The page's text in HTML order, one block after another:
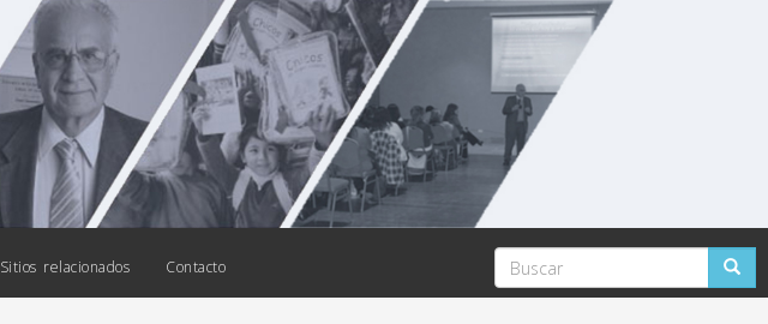
Sitios relacionados Contacto